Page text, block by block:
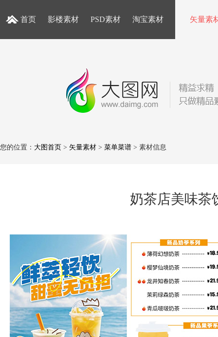
首页 影楼素材 PSD素材 淘宝素材 矢量素
您的位置： 大图首页 > 矢量素材 > 菜单菜谱 > 素材信息
奶茶店美味茶